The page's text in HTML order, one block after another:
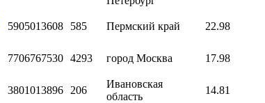
5905013608 585 Пермский край 22.98
7706767530 4293 город Москва 17.98
3801013896 206
Ивановская
область
14.81